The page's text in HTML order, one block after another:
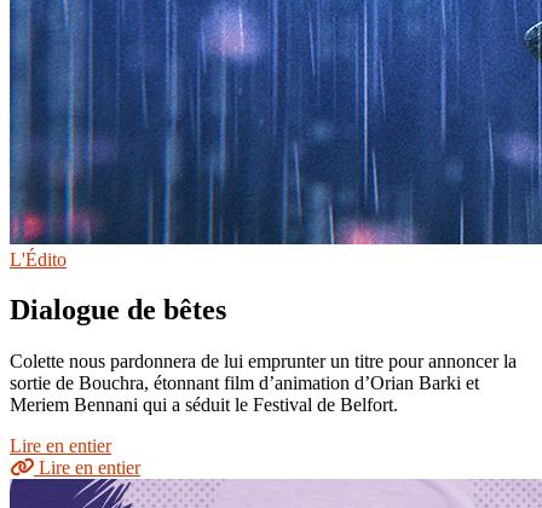
L'Édito
Dialogue de bêtes
Colette nous pardonnera de lui emprunter un titre pour annoncer la
sortie de Bouchra, étonnant film d’animation d’Orian Barki et
Meriem Bennani qui a séduit le Festival de Belfort.
Lire en entier
Lire en entier